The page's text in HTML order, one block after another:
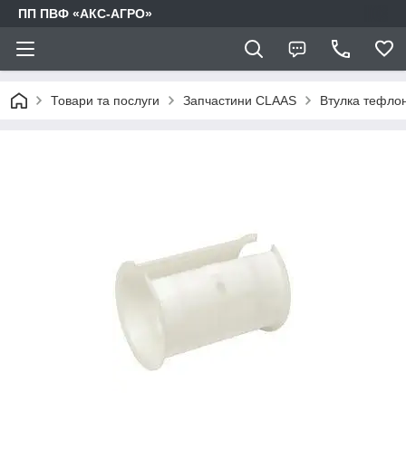
ПП ПВФ «АКС-АГРО»
Товари та послуги Запчастини CLAAS Втулка